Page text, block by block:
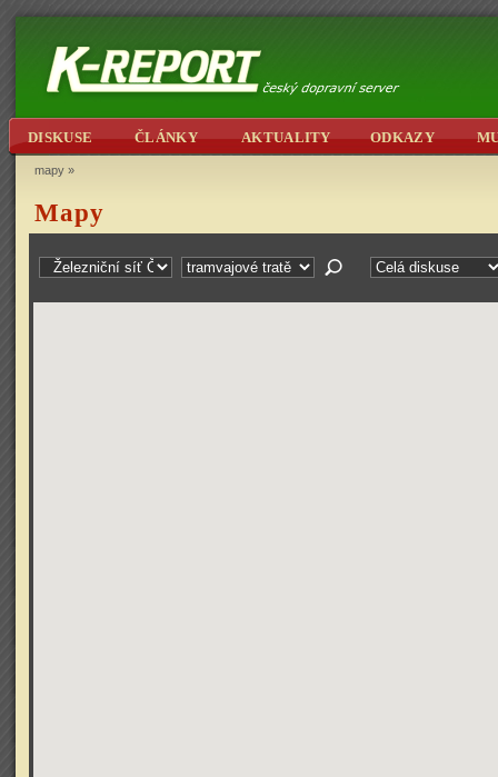
DISKUSE ČLÁNKY AKTUALITY ODKAZY
mapy »
Mapy